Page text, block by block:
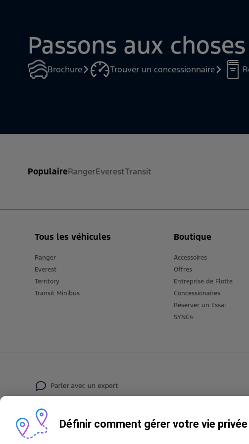
-Modes de conduite (Normal,Eco, Remorquage,
Passons aux
Brochure Trouver un concessionnaire
PopulaireRangerEverestTransit
Tous les véhicules
Ranger
Everest
Territory
Transit Minibus
Boutique
Accessoires
Offres
Entreprise de Flotte
Concessionaires
Réserver un Essai
SYNC4
Définir comment gérer votre vie privée